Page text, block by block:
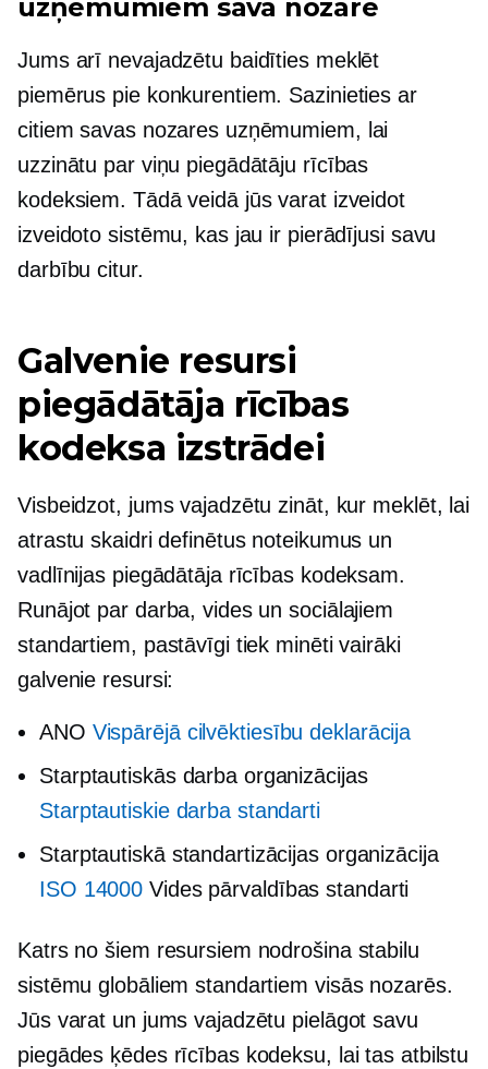
uzņēmumiem savā nozarē
Jums arī nevajadzētu baidīties meklēt
piemērus pie konkurentiem. Sazinieties ar
citiem savas nozares uzņēmumiem, lai
uzzinātu par viņu piegādātāju rīcības
kodeksiem. Tādā veidā jūs varat izveidot
izveidoto sistēmu, kas jau ir pierādījusi savu
darbību citur.
Galvenie resursi
piegādātāja rīcības
kodeksa izstrādei
Visbeidzot, jums vajadzētu zināt, kur meklēt, lai
atrastu skaidri definētus noteikumus un
vadlīnijas piegādātāja rīcības kodeksam.
Runājot par darba, vides un sociālajiem
standartiem, pastāvīgi tiek minēti vairāki
galvenie resursi:
ANO Vispārējā cilvēktiesību deklarācija
Starptautiskās darba organizācijas
Starptautiskie darba standarti
Starptautiskā standartizācijas organizācija
ISO 14000 Vides pārvaldības standarti
Katrs no šiem resursiem nodrošina stabilu
sistēmu globāliem standartiem visās nozarēs.
Jūs varat un jums vajadzētu pielāgot savu
piegādes ķēdes rīcības kodeksu, lai tas atbilstu